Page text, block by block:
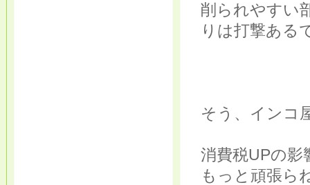
削られやすい
りは打撃ある
そう、インコ
消費税UPの
もっと頑張ら